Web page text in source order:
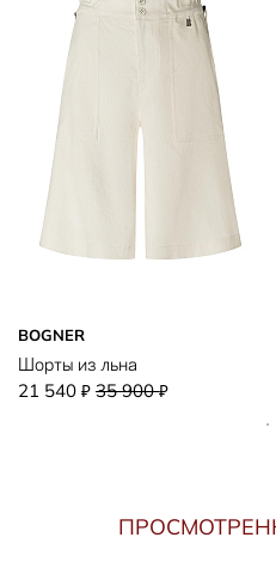
BOGNER
Шорты из льна
21 540 ₽ 35 900₽